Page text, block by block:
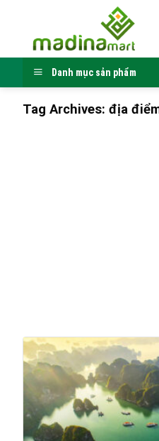
content
Danh mục sản phẩm
Tag Archives: địa